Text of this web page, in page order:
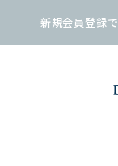
新規会員登録で